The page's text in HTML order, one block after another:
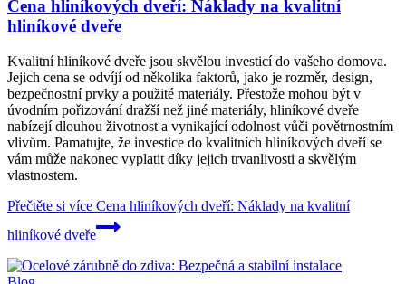
Cena hliníkových dveří: Náklady na kvalitní
hliníkové dveře
Kvalitní hliníkové dveře jsou skvělou investicí do vašeho domova.
Jejich cena se odvíjí od několika faktorů, jako je rozměr, design,
bezpečnostní prvky a použité materiály. Přestože mohou být v
úvodním pořizování dražší než jiné materiály, hliníkové dveře
nabízejí dlouhou životnost a vynikající odolnost vůči povětrnostním
vlivům. Pamatujte, že investice do kvalitních hliníkových dveří se
vám může nakonec vyplatit díky jejich trvanlivosti a skvělým
vlastnostem.
Přečtěte si více Cena hliníkových dveří: Náklady na kvalitní
hliníkové dveře